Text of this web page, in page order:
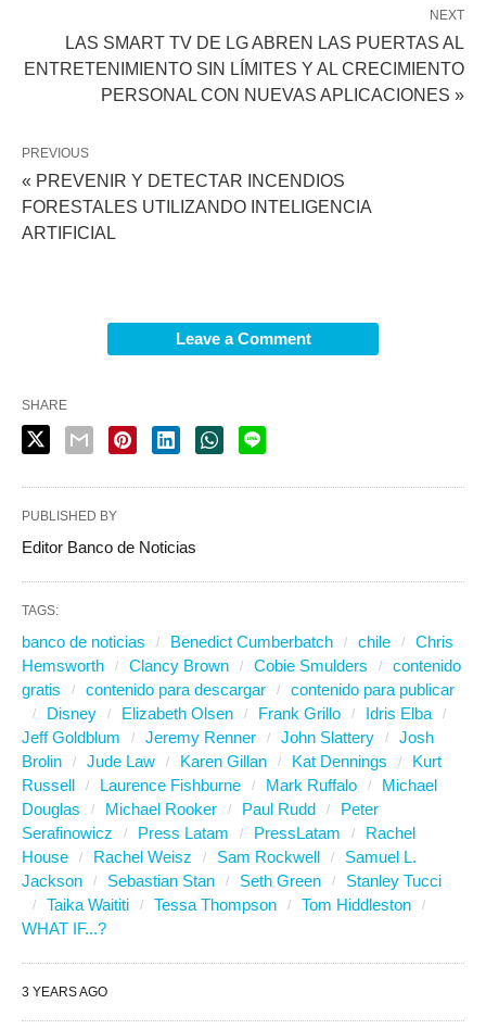
NEXT
LAS SMART TV DE LG ABREN LAS PUERTAS AL
ENTRETENIMIENTO SIN LÍMITES Y AL CRECIMIENTO
PERSONAL CON NUEVAS APLICACIONES »
PREVIOUS
« PREVENIR Y DETECTAR INCENDIOS
FORESTALES UTILIZANDO INTELIGENCIA
ARTIFICIAL
Leave a Comment
SHARE
PUBLISHED BY
Editor Banco de Noticias
TAGS:
banco de noticias Benedict Cumberbatch chile
Chris
Hemsworth
Clancy Brown Cobie Smulders
contenido
gratis
contenido para descargar
contenido para publicar
Disney
Elizabeth Olsen Frank Grillo
Idris Elba
Jeff Goldblum
Jeremy Renner John Slattery
Josh
Brolin
Jude Law Karen Gillan Kat Dennings
Kurt
Russell
Laurence Fishburne Mark Ruffalo
Michael
Douglas
Michael Rooker Paul Rudd
Peter
Serafinowicz
Press Latam PressLatam
Rachel
House
Rachel Weisz Sam Rockwell
Samuel L.
Jackson
Sebastian Stan Seth Green
Stanley Tucci
Taika Waititi
Tessa Thompson
Tom Hiddleston
WHAT IF...?
3 YEARS AGO